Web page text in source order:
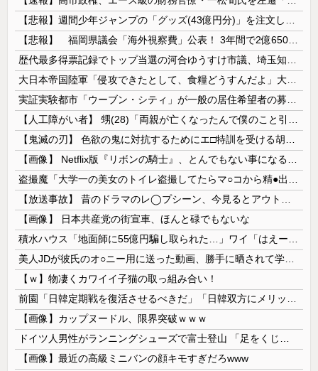
【画像】 日本共産党の街宣車、ほんと碌でもないな
【ｗ】物凄くカワイイ子猫の取っ組み合い！
【画像】カップヌードル、限界突破ｗｗｗ
【画像】最近の高級ミニバンの顔キモすぎだろwww